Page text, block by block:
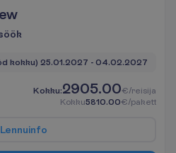
kokku) 25.01.2027 - 04.02.2027
Kokku:2905.00€/reisija
Kokku5810.00€/pakett
Lennuinfo